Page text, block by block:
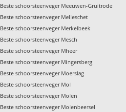
Beste schoorsteenveger Meeuwen-Gruitrode
Beste schoorsteenveger Melleschet
Beste schoorsteenveger Merkelbeek
Beste schoorsteenveger Mesch
Beste schoorsteenveger Mheer
Beste schoorsteenveger Mingersberg
Beste schoorsteenveger Moerslag
Beste schoorsteenveger Mol
Beste schoorsteenveger Molen
Beste schoorsteenveger Molenbeersel